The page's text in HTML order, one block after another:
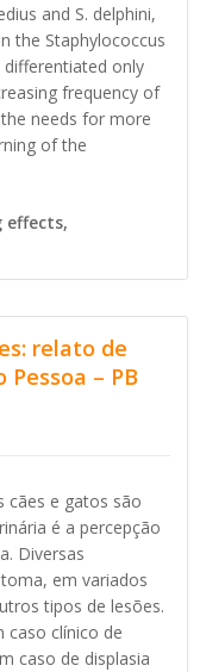
and S. delphini,
the Staphylococcus
differentiated only
frequency of
needs for more
of the
effects,
relato de
Pessoa – PB
cães e gatos são
é a percepção
Diversas
em variados
tipos de lesões.
caso clínico de
caso de displasia